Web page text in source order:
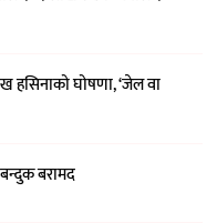
हसिनाको घोषणा, ‘जेल वा
बरामद